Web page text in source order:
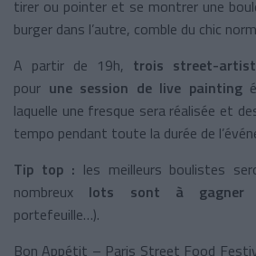
tirer ou pointer et se montrer une
burger dans l’autre, comble du chic
A partir de 19h, trois street-
pour une session de live painting
laquelle une fresque sera réalisée et
tempo pendant toute la durée de
Tip top : les meilleurs boulistes
nombreux lots sont à gagner
portefeuille…).
Bon Appétit – Paris Street Food